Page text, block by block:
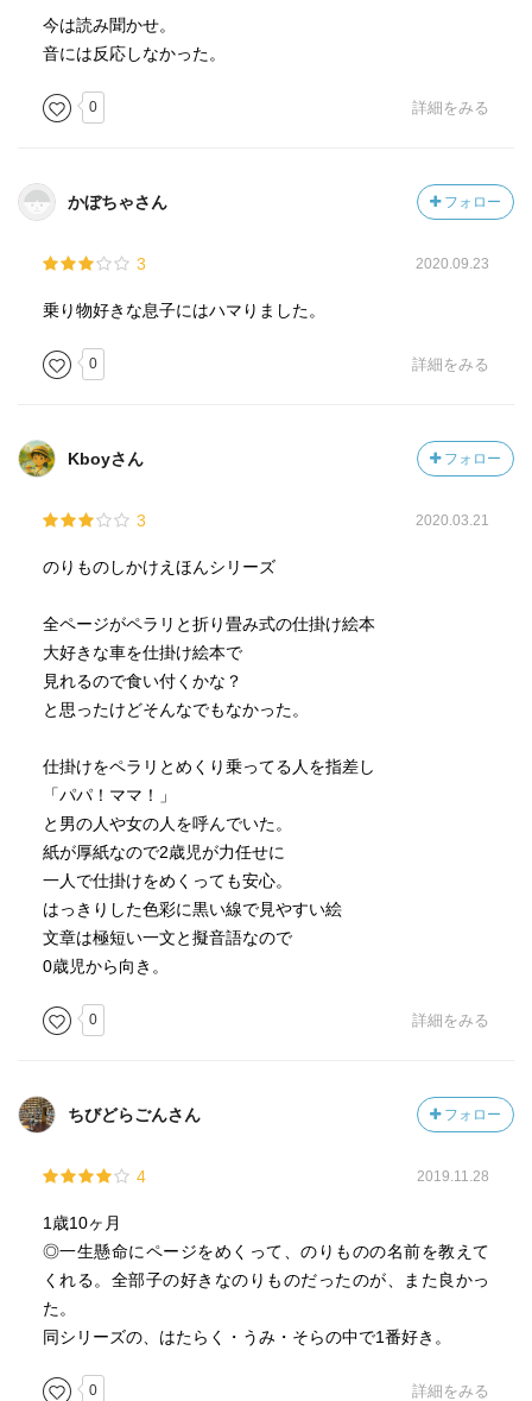
今は読み聞かせ。
音には反応しなかった。
0 詳細をみる
かぼちゃさん フォロー
3 2020.09.23
乗り物好きな息子にはハマりました。
0 詳細をみる
Kboyさん フォロー
3 2020.03.21
のりものしかけえほんシリーズ
全ページがペラリと折り畳み式の仕掛け絵本
大好きな車を仕掛け絵本で
見れるので食い付くかな？
と思ったけどそんなでもなかった。
仕掛けをペラリとめくり乗ってる人を指差し
「パパ！ママ！」
と男の人や女の人を呼んでいた。
紙が厚紙なので2歳児が力任せに
一人で仕掛けをめくっても安心。
はっきりした色彩に黒い線で見やすい絵
文章は極短い一文と擬音語なので
0歳児から向き。
0 詳細をみる
ちびどらごんさん フォロー
4 2019.11.28
1歳10ヶ月
◎一生懸命にページをめくって、のりものの名前を教えて
くれる。全部子の好きなのりものだったのが、また良かっ
た。
同シリーズの、はたらく・うみ・そらの中で1番好き。
0 詳細をみる